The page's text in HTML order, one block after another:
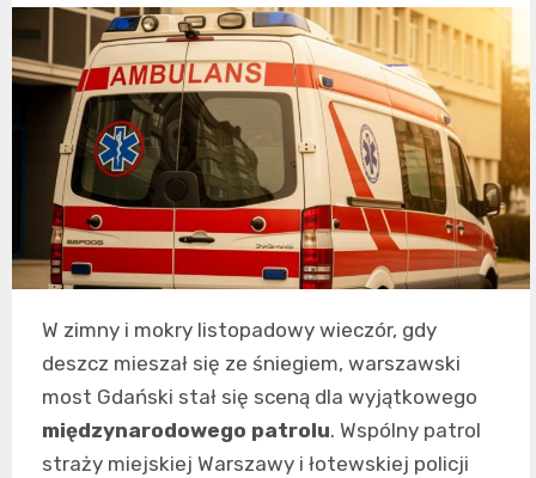
W zimny i mokry listopadowy wieczór, gdy
deszcz mieszał się ze śniegiem, warszawski
most Gdański stał się sceną dla wyjątkowego
międzynarodowego patrolu. Wspólny patrol
straży miejskiej Warszawy i łotewskiej policji